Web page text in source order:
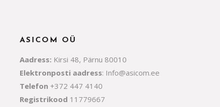
ASICOM OÜ
Aadress: Kirsi 48, Pärnu 80010
Elektronposti aadress: Info@asicom.ee
Telefon +372 447 4140
Registrikood 11779667